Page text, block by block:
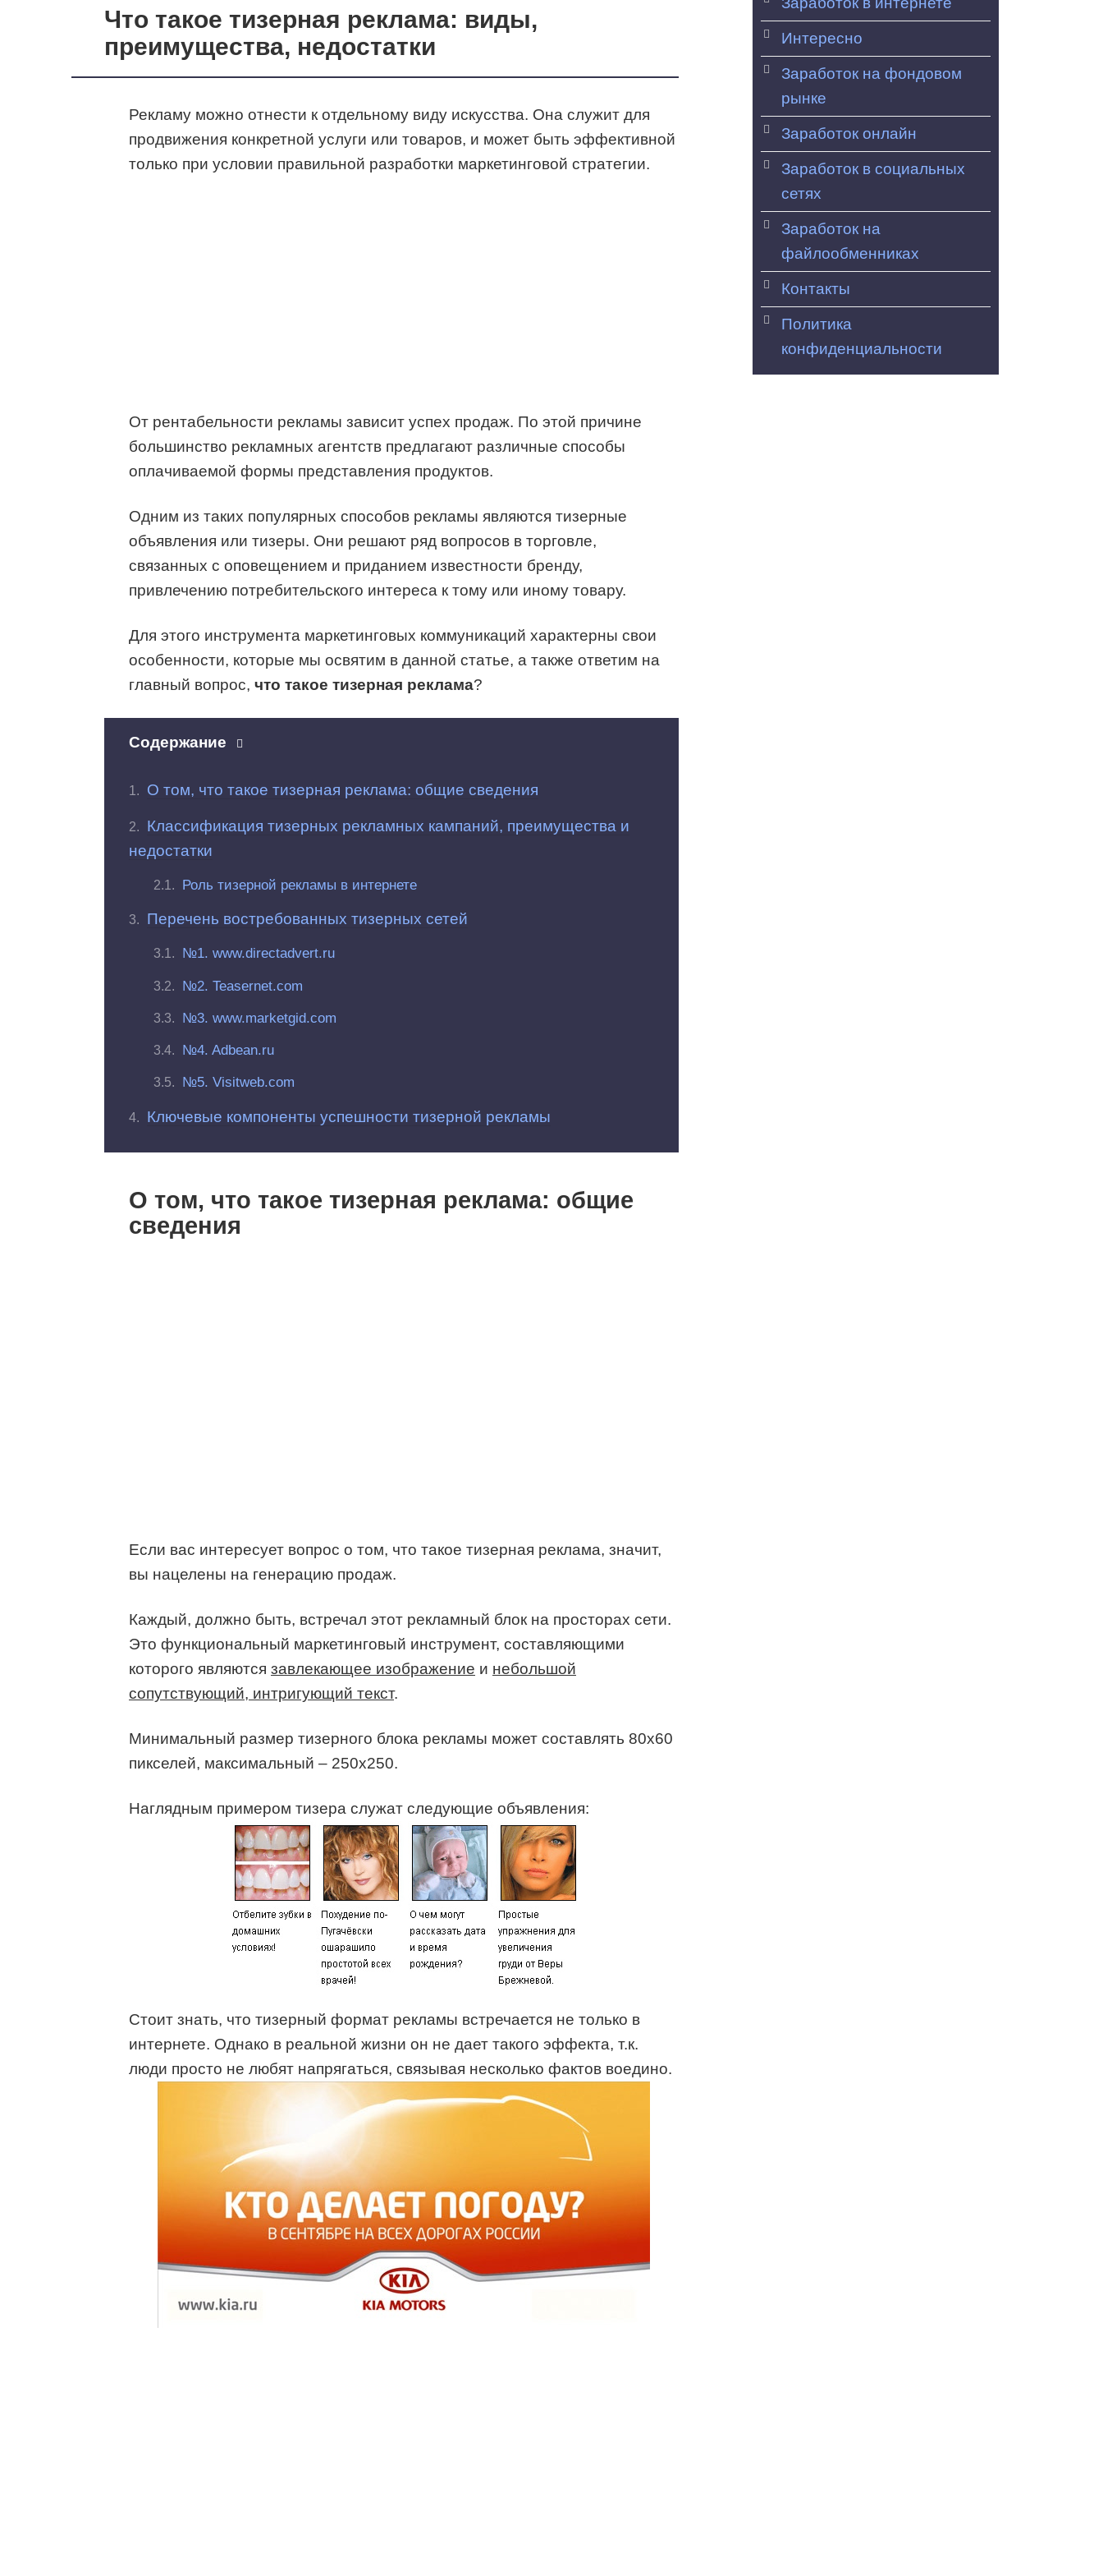
Что такое тизерная реклама: виды,
преимущества, недостатки
Рекламу можно отнести к отдельному виду искусства. Она служит для
продвижения конкретной услуги или товаров, и может быть эффективной
только при условии правильной разработки маркетинговой стратегии.
От рентабельности рекламы зависит успех продаж. По этой причине
большинство рекламных агентств предлагают различные способы
оплачиваемой формы представления продуктов.
Одним из таких популярных способов рекламы являются тизерные
объявления или тизеры. Они решают ряд вопросов в торговле,
связанных с оповещением и приданием известности бренду,
привлечению потребительского интереса к тому или иному товару.
Для этого инструмента маркетинговых коммуникаций характерны свои
особенности, которые мы освятим в данной статье, а также ответим на
главный вопрос, что такое тизерная реклама?
Содержание
О том, что такое тизерная реклама: общие сведения
Классификация тизерных рекламных кампаний, преимущества и
недостатки
Роль тизерной рекламы в интернете
Перечень востребованных тизерных сетей
№1. www.directadvert.ru
№2. Teasernet.com
№3. www.marketgid.com
№4. Adbean.ru
№5. Visitweb.com
Ключевые компоненты успешности тизерной рекламы
О том, что такое тизерная реклама: общие
сведения
Если вас интересует вопрос о том, что такое тизерная реклама, значит,
вы нацелены на генерацию продаж.
Каждый, должно быть, встречал этот рекламный блок на просторах сети.
Это функциональный маркетинговый инструмент, составляющими
которого являются завлекающее изображение и небольшой
сопутствующий, интригующий текст.
Минимальный размер тизерного блока рекламы может составлять 80х60
пикселей, максимальный – 250х250.
Наглядным примером тизера служат следующие объявления:
Стоит знать, что тизерный формат рекламы встречается не только в
интернете. Однако в реальной жизни он не дает такого эффекта, т.к.
люди просто не любят напрягаться, связывая несколько фактов воедино.
Интересно
Заработок на фондовом
рынке
Заработок онлайн
Заработок в социальных
сетях
Заработок на
файлообменниках
Контакты
Политика
конфиденциальности